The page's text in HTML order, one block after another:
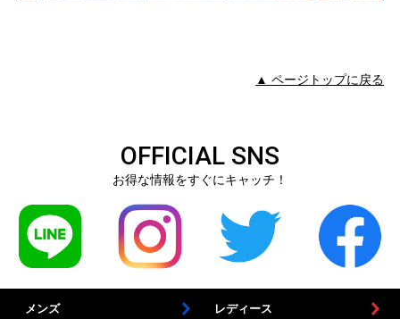
▲ ページトップに戻る
OFFICIAL SNS
お得な情報をすぐにキャッチ！
メンズ レディース